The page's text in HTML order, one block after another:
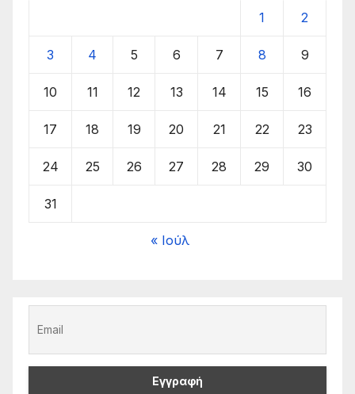
1 2
3 4 5 6 7 8 9
10 11 12 13 14 15 16
17 18 19 20 21 22 23
24 25 26 27 28 29 30
31
« Ιούλ